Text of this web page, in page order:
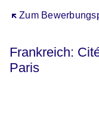
Zum
Öffnet sich in einem
Frankreich:
Paris